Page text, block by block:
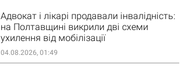
Адвокат і лікарі продавали інвалідність:
на Полтавщині викрили дві схеми
ухилення від мобілізації
04.08.2026, 01:49